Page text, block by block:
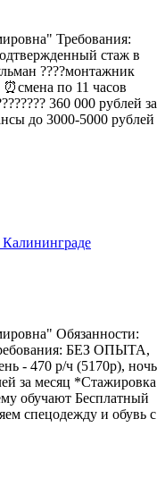
Требования:
стаж в
????монтажник
по 11 часов
360 000 рублей за
до 3000-5000 рублей
Обязанности:
БЕЗ ОПЫТА,
- 470 р/ч (5170р), ночь
за месяц *Стажировка
обучают Бесплатный
спецодежду и обувь с